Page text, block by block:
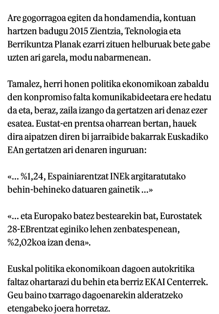
Are gogorragoa egiten da hondamendia, kontuan
hartzen badugu 2015 Zientzia, Teknologia eta
Berrikuntza Planak ezarri zituen helburuak bete gabe
uzten ari garela, modu nabarmenean.
Tamalez, herri honen politika ekonomikoan zabaldu
den konpromiso falta komunikabideetara ere hedatu
da eta, beraz, zaila izango da gertatzen ari denaz ezer
esatea. Eustat-en prentsa oharrean bertan, hauek
dira aipatzen diren bi jarraibide bakarrak Euskadiko
EAn gertatzen ari denaren inguruan:
«... %1,24, Espainiarentzat INEk argitaratutako
behin-behineko datuaren gainetik ...»
«... eta Europako batez bestearekin bat, Eurostatek
28-EBrentzat eginiko lehen zenbatespenean,
%2,02koa izan dena».
Euskal politika ekonomikoan dagoen autokritika
faltaz ohartarazi du behin eta berriz EKAI Centerrek.
Geu baino txarrago dagoenarekin alderatzeko
etengabeko joera horretaz.